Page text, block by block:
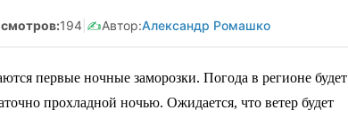
194 ✍️Автор:Александр Ромашко
первые ночные заморозки. Погода в регионе будет
прохладной ночью. Ожидается, что ветер будет